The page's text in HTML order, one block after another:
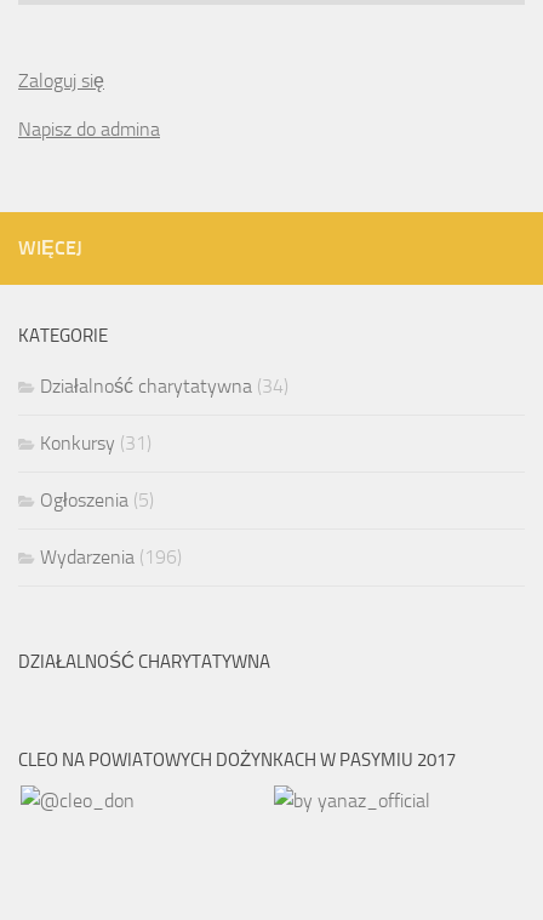
Zaloguj się
Napisz do admina
WIĘCEJ
KATEGORIE
Działalność charytatywna (34)
Konkursy (31)
Ogłoszenia (5)
Wydarzenia (196)
DZIAŁALNOŚĆ CHARYTATYWNA
CLEO NA POWIATOWYCH DOŻYNKACH W PASYMIU 2017